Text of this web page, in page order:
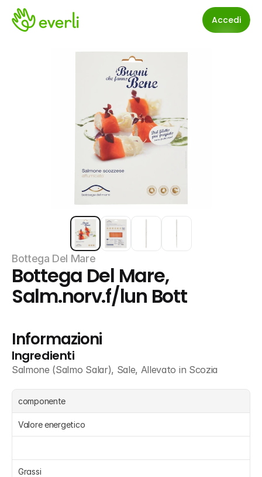
Accedi
Bottega Del Mare
Bottega Del Mare,
Salm.norv.f/lun Bott
Informazioni
Ingredienti
Salmone (Salmo Salar), Sale, Allevato in Scozia
componente
Valore energetico
Grassi